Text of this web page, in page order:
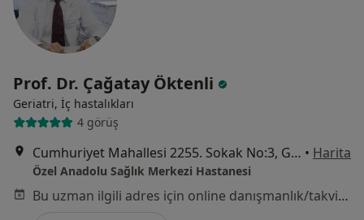
Prof. Dr. Çağatay Öktenli
Geriatri, İç hastalıkları
4 görüş
Cumhuriyet Mahallesi 2255. Sokak No:3, Gebze • Harita
Özel Anadolu Sağlık Merkezi Hastanesi
Bu uzman ilgili adres için online danışmanlık/takvim sunmuyor.